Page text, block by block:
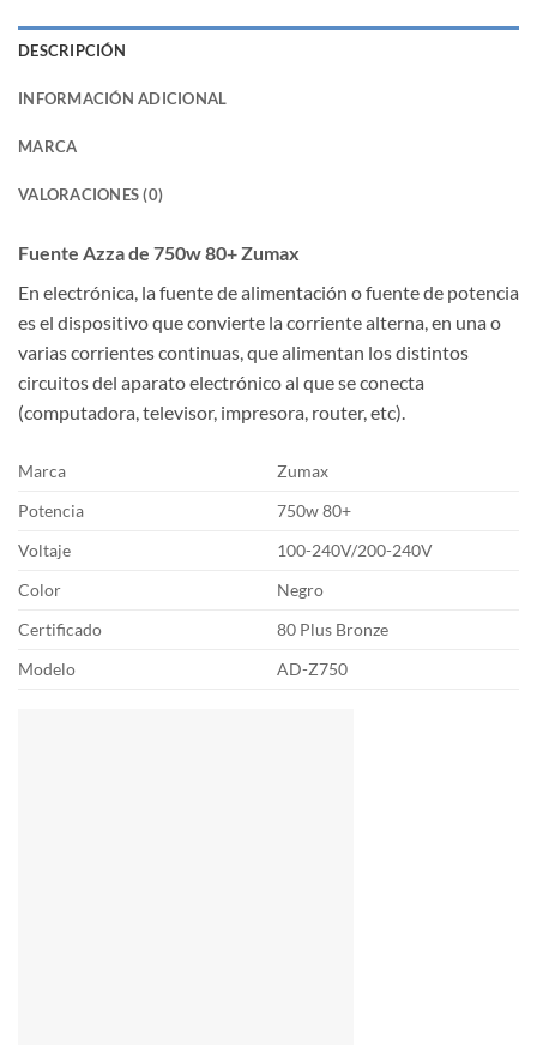
DESCRIPCIÓN
INFORMACIÓN ADICIONAL
MARCA
VALORACIONES (0)
Fuente Azza de 750w 80+ Zumax
En electrónica, la fuente de alimentación o fuente de potencia
es el dispositivo que convierte la corriente alterna, en una o
varias corrientes continuas, que alimentan los distintos
circuitos del aparato electrónico al que se conecta
(computadora, televisor, impresora, router, etc).
Marca
Zumax
Potencia
750w 80+
Voltaje
100-240V/200-240V
Color
Negro
Certificado
80 Plus Bronze
Modelo
AD-Z750